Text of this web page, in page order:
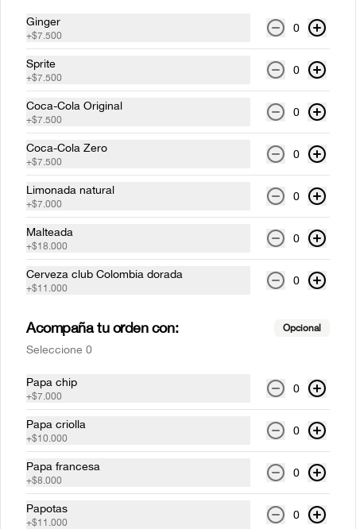
Costillas mundiales Full rack
St. Louis), acompañado de papas
Costillas mundiales Medio
Costilla de cerdo BBQ  a la parrilla (Corte
Dos medallones de lomo de res a la
Medallones de lomo tocineta
Dos medallones de lomo de res a la
parrilla envueltos en tocinera con
cualquiera de nuestros acompañamientos
Ginger
+$7.500
0
Sprite
+$7.500
0
Coca-Cola Original
+$7.500
0
Coca-Cola Zero
+$7.500
0
Limonada natural
+$7.000
0
Malteada
+$18.000
0
Cerveza club Colombia dorada
+$11.000
0
Acompaña tu orden con: Opcional
Seleccione 0
Papa chip
+$7.000
0
Papa criolla
+$10.000
0
Papa francesa
+$8.000
0
Papotas
+$11.000
0